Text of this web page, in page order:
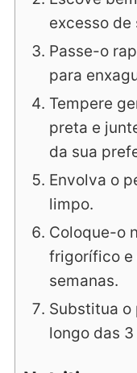
excesso de
Passe-o
para
Tempere
preta e
da sua
Envolva o
limpo.
Coloque-o
frigorífico e
semanas.
Substitua o
longo das